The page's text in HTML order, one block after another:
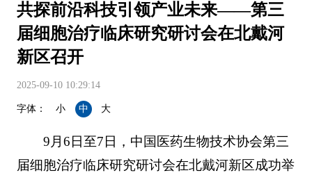
共探前沿科技引领产业未来——第三
届细胞治疗临床研究研讨会在北戴河
新区召开
2025-09-10 10:29:14
字体： 小 中 大
9月6日至7日，中国医药生物技术协会第三
届细胞治疗临床研究研讨会在北戴河新区成功举